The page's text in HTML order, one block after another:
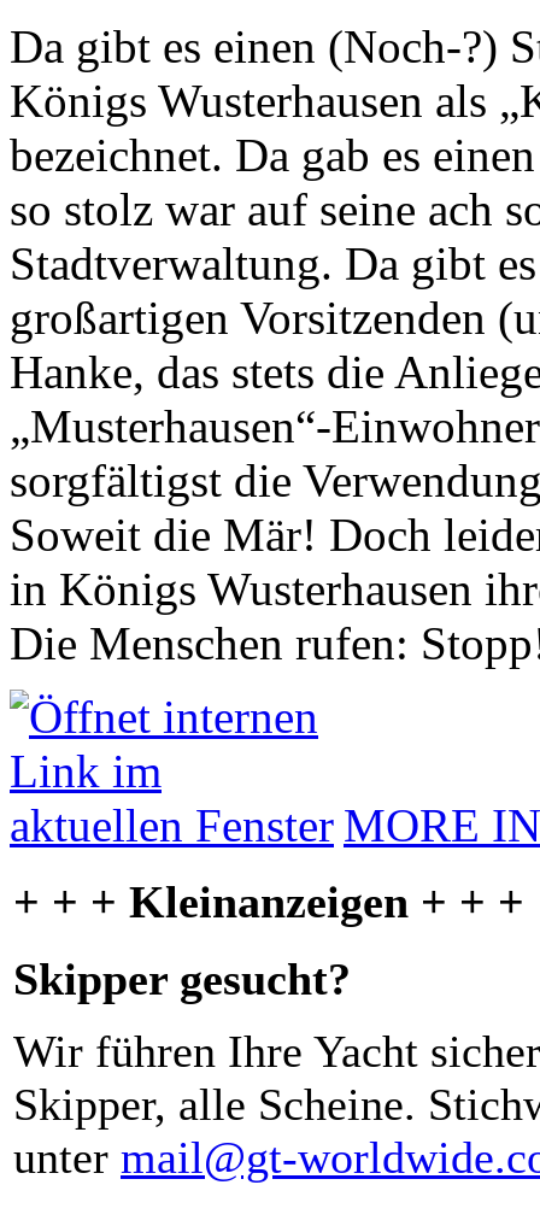
Da gibt es einen (Noch-?)
Königs Wusterhausen als
bezeichnet. Da gab es
so stolz war auf seine ach
Stadtverwaltung. Da gibt
großartigen Vorsitzenden
Hanke, das stets die
„Musterhausen“-
sorgfältigst die
Soweit die Mär! Doch
in Königs Wusterhausen
Die Menschen rufen:
MORE
+ + + Kleinanzeigen + + +
Skipper gesucht?
Wir führen Ihre Yacht
Skipper, alle Scheine.
unter mail@gt-